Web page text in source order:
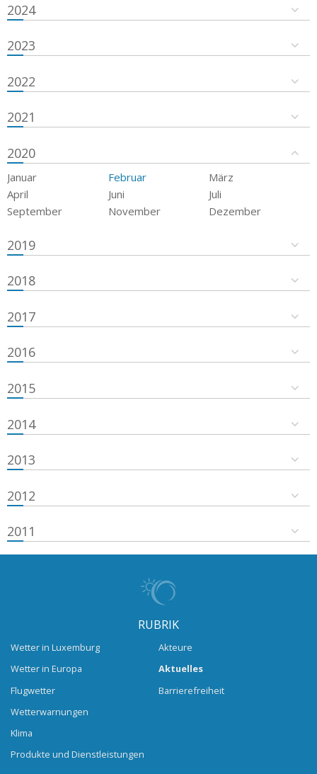
2024
2023
2022
2021
2020
Januar Februar
März
April
Juni
Juli
September
November Dezember
2019
2018
2017
2016
2015
2014
2013
2012
2011
RUBRIK
Wetter in Luxemburg
Wetter in Europa
Flugwetter
Wetterwarnungen
Klima
Produkte und Dienstleistungen
Akteure
Aktuelles
Barrierefreiheit